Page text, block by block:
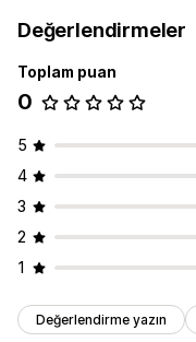
Değerlendirmeler
Toplam puan
0
5
4
3
2
1
Değerlendirme yazın